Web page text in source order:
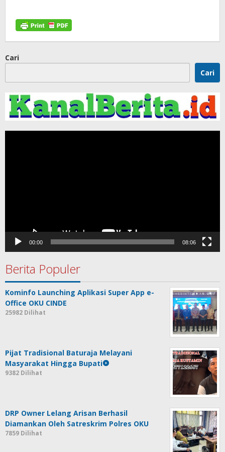
Cari
Cari
00:00 08:06
Berita Populer
Kominfo Launching Aplikasi Super App e-
Office OKU CINDE
25982 Dilihat
Pijat Tradisional Baturaja Melayani
Masyarakat Hingga Bupati
9382 Dilihat
DRP Owner Lelang Arisan Berhasil
Diamankan Oleh Satreskrim Polres OKU
7859 Dilihat